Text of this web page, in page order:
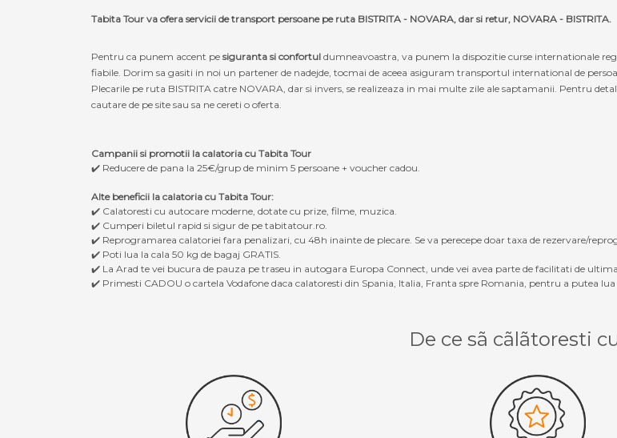
Tabita Tour va ofera servicii de transport persoane pe ruta BISTRITA - NOVARA, dar si retur, NOVARA - BISTRITA.
Pentru ca punem accent pe siguranta si confortul dumneavoastra, va punem la dispozitie curse internationale
fiabile. Dorim sa gasiti in noi un partener de nadejde, tocmai de aceea asiguram transportul international de
Plecarile pe ruta BISTRITA catre NOVARA, dar si invers, se realizeaza in mai multe zile ale saptamanii. Pentru
cautare de pe site sau sa ne cereti o oferta.
Campanii si promotii la calatoria cu Tabita Tour
✔️ Reducere de pana la 25€/grup de minim 5 persoane + voucher cadou.
Alte beneficii la calatoria cu Tabita Tour:
✔️ Calatoresti cu autocare moderne, dotate cu prize, filme, muzica.
✔️ Cumperi biletul rapid si sigur de pe tabitatour.ro.
✔️ Reprogramarea calatoriei fara penalizari, cu 48h inainte de plecare. Se va perecepe doar taxa de rezervare/
✔️ Poti lua la cala 50 kg de bagaj GRATIS.
✔️ La Arad te vei bucura de pauza pe traseu in autogara Europa Connect, unde vei avea parte de facilitati de
✔️ Primesti CADOU o cartela Vodafone daca calatoresti din Spania, Italia, Franta spre Romania, pentru a putea lua
De ce sã cãlãtoresti